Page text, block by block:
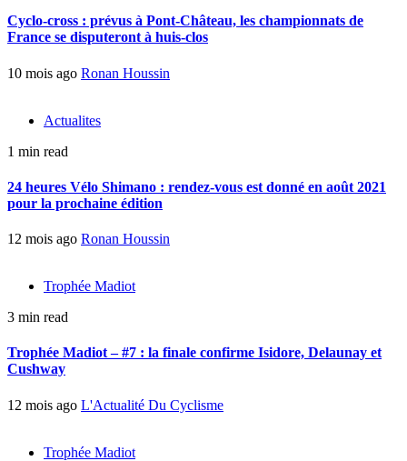
Cyclo-cross : prévus à Pont-Château, les championnats de
France se disputeront à huis-clos
10 mois ago Ronan Houssin
Actualites
1 min read
24 heures Vélo Shimano : rendez-vous est donné en août 2021
pour la prochaine édition
12 mois ago Ronan Houssin
Trophée Madiot
3 min read
Trophée Madiot – #7 : la finale confirme Isidore, Delaunay et
Cushway
12 mois ago L'Actualité Du Cyclisme
Trophée Madiot